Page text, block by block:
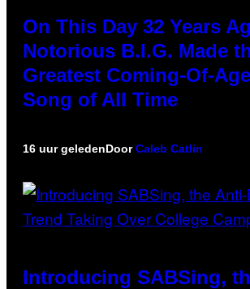
On This Day 32 Years
Notorious B.I.G. Made
Greatest Coming-Of-
Song of All Time
16 uur geledenDoorCaleb Catlin
Introducing SABSing,